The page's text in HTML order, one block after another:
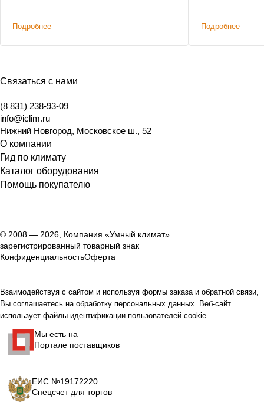
Подробнее
изменений.
Подробнее
Связаться с нами
(8 831) 238-93-09
info@iclim.ru
Нижний Новгород, Московское ш., 52
О компании
Гид по климату
Каталог оборудования
Помощь покупателю
© 2008 — 2026, Компания «Умный климат»
зарегистрированный товарный знак
КонфиденциальностьОферта
Взаимодействуя с сайтом и используя формы заказа и обратной связи,
Вы соглашаетесь на обработку персональных данных. Веб-сайт
использует файлы идентификации пользователей cookie.
Мы есть на
Портале поставщиков
ЕИС №19172220
Спецсчет для торгов